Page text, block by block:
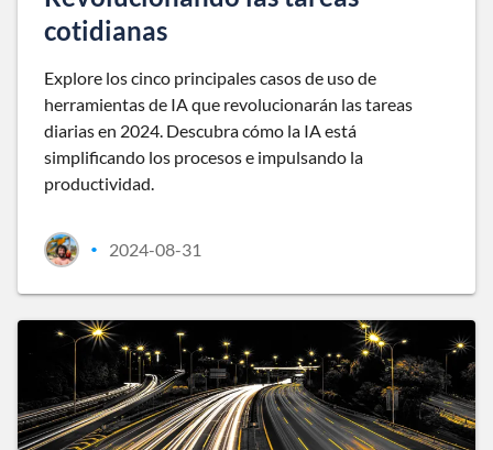
cotidianas
Explore los cinco principales casos de uso de
herramientas de IA que revolucionarán las tareas
diarias en 2024. Descubra cómo la IA está
simplificando los procesos e impulsando la
productividad.
• 2024-08-31